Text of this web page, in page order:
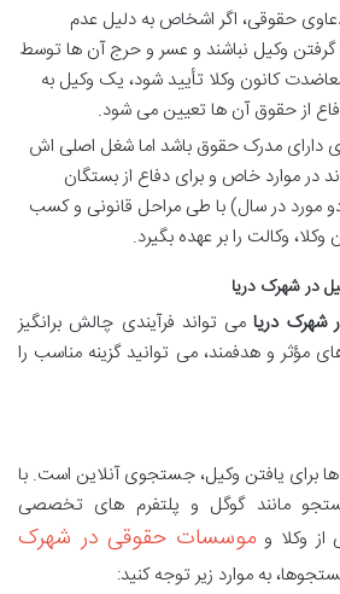
حقوقی، اگر اشخاص به دلیل عدم
گرفتن وکیل نباشند و عسر و حرج آن ها توسط
کانون وکلا تأیید شود، یک وکیل به
از حقوق آن ها تعیین می شود.
دارای مدرک حقوق باشد اما شغل اصلی اش
در موارد خاص و برای دفاع از بستگان
مورد در سال) با طی مراحل قانونی و کسب
وکلا، وکالت را بر عهده بگیرد.
در شهرک دریا
شهرک دریامی تواند فرآیندی چالش برانگیز
مؤثر و هدفمند، می توانید گزینه مناسب را
برای یافتن وکیل، جستجوی آنلاین است. با
مانند گوگل و پلتفرم های تخصصی
از وکلا وموسسات حقوقی در شهرک
به موارد زیر توجه کنید: